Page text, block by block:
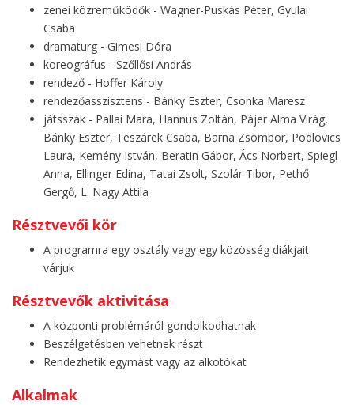
zenei közreműködők - Wagner-Puskás Péter, Gyulai
Csaba
dramaturg - Gimesi Dóra
koreográfus - Szőllősi András
rendező - Hoffer Károly
rendezőasszisztens - Bánky Eszter, Csonka Maresz
játsszák - Pallai Mara, Hannus Zoltán, Pájer Alma Virág,
Bánky Eszter, Teszárek Csaba, Barna Zsombor, Podlovics
Laura, Kemény István, Beratin Gábor, Ács Norbert, Spiegl
Anna, Ellinger Edina, Tatai Zsolt, Szolár Tibor, Pethő
Gergő, L. Nagy Attila
Résztvevői kör
A programra egy osztály vagy egy közösség diákjait
várjuk
Résztvevők aktivitása
A központi problémáról gondolkodhatnak
Beszélgetésben vehetnek részt
Rendezhetik egymást vagy az alkotókat
Alkalmak